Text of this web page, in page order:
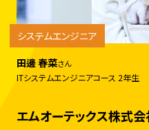
システムエンジニア
田邊 春菜さん
ITシステムエンジニアコース 2年生
エムオーテックス株式